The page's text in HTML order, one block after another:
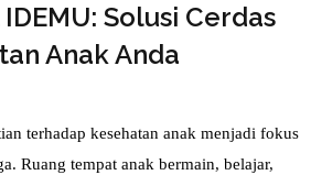
Solusi Cerdas
Anak Anda
terhadap kesehatan anak menjadi fokus
Ruang tempat anak bermain, belajar,